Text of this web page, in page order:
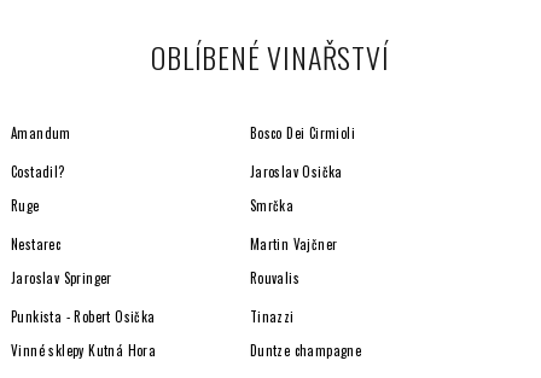
OBLÍBENÉ VINAŘSTVÍ
Amandum Bosco Dei Cirmioli
Costadil?
Jaroslav Osička
Ruge
Smrčka
Nestarec
Martin Vajčner
Jaroslav Springer
Rouvalis
Punkista - Robert Osička
Tinazzi
Vinné sklepy Kutná Hora
Duntze champagne